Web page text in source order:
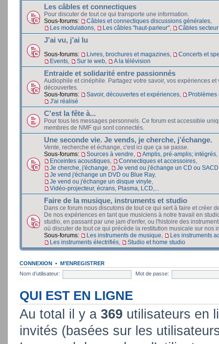
Les câbles et connectiques
Pour discuter de tout ce qui transporte une information.
Sous-forums:
Câbles et connectiques discussions générales
Les modulations
Les câbles "haut-parleur" Câbles
J’ai vu, j’ai lu
Sous-forums: Livres, brochures et magazines
Concerts et
Events
Sur le web A la télévision
Entraide et solidarité entre passionnés
Audiophile et cinéphile. Partagez votre savoir, vos expériences et
découvertes.
Sous-forums:
Savoir, découvertes et expériences
Problèmes
J'ai réalisé
C'est la fête à...
Pour tous les messages personnels. Ce forum est accessible
membres de NMF qui sont connectés.
Une seconde vie. Je vends, je cherche, j’échange.
Vente, recherche et échange, c'est ici que ça se passe.
Sous-forums:
Sources à vendre Amplis, pré-amplis; intégrés
Enceintes acoustiques
Connectiques et accessoires
Je cherche, j'échange
Je vend ou j'échange un CD ou SACD
Je vend j'échange un DVD ou Blue Ray,
Je vend ou j'échange un disque vinyle
Vidéo-projecteur, écrans, Plasma, LCD,...
Faire de la musique, instruments et studio
Dans ce forum nous discutons de tout ce qui sert à faire et créer
De nos expériences en tant que musiciens à notre travail en
studio, en passant par une jam d'enfer, ou l'histoire des
où discuter de tout ce qui précède la restitution musicale sur nos
Sous-forums:
Les instruments de musique
Les instruments
Les instruments électrifiés
Studio et home studio
CONNEXION • M’ENREGISTRER
Nom d’utilisateur:
Mot de passe:
QUI EST EN LIGNE
Au total il y a 369 utilisateurs en
invités (basées sur les